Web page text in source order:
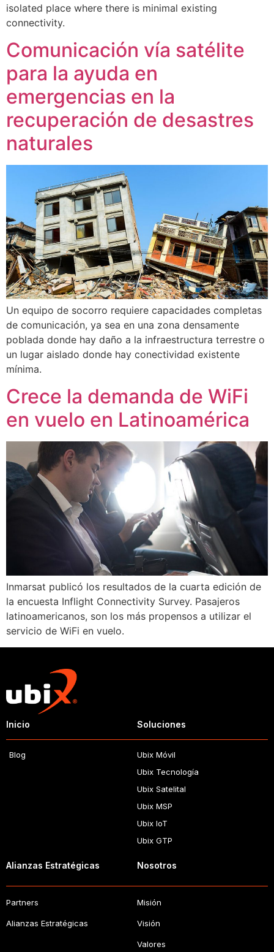
isolated place where there is minimal existing
connectivity.
Comunicación vía satélite
para la ayuda en
emergencias en la
recuperación de desastres
naturales
Un equipo de socorro requiere capacidades completas
de comunicación, ya sea en una zona densamente
poblada donde hay daño a la infraestructura terrestre o
un lugar aislado donde hay conectividad existente
mínima.
Crece la demanda de WiFi
en vuelo en Latinoamérica
Inmarsat publicó los resultados de la cuarta edición de
la encuesta Inflight Connectivity Survey. Pasajeros
latinoamericanos, son los más propensos a utilizar el
servicio de WiFi en vuelo.
Inicio
Blog
Soluciones
Ubix Móvil
Ubix Tecnología
Ubix Satelital
Ubix MSP
Ubix IoT
Ubix GTP
Alianzas Estratégicas
Partners
Alianzas Estratégicas
Nosotros
Misión
Visión
Valores